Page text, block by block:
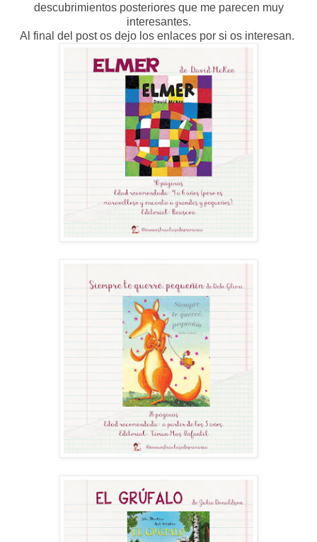
descubrimientos posteriores que me parecen muy
interesantes.
Al final del post os dejo los enlaces por si os interesan.